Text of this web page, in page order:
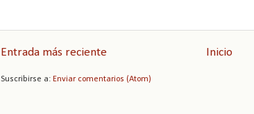
Entrada más reciente Inicio
Suscribirse a: Enviar comentarios (Atom)